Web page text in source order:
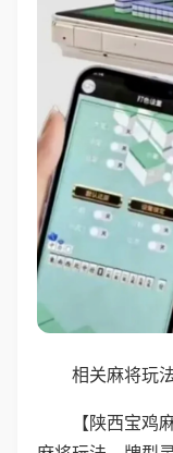
相关麻将玩
【陕西宝鸡